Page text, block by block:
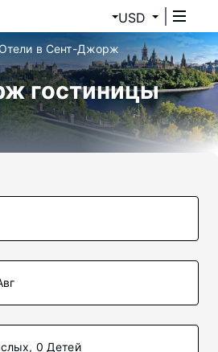
USD
в Сент-Джорж
гостиницы
0 Детей